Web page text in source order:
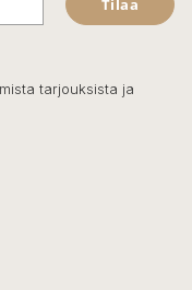
Tilaa
tarjouksista ja